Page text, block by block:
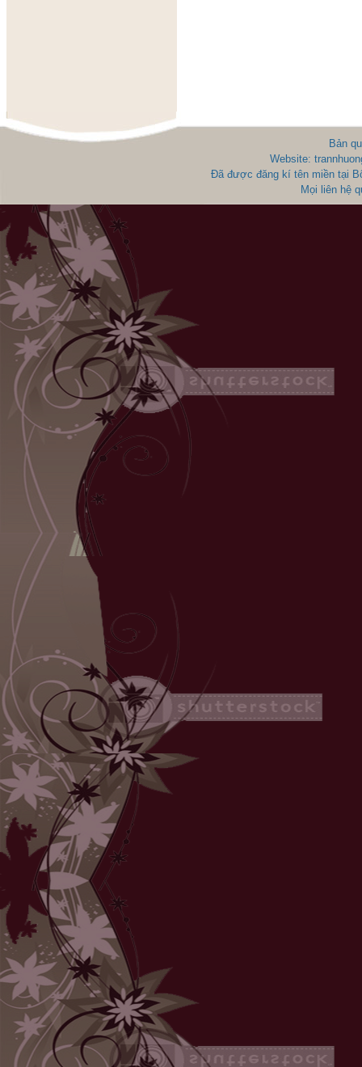
Bản
Website:
Đã được đăng kí tên miền tại
Mọi liên hệ